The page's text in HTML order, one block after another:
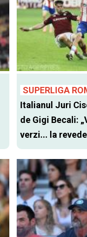
SUPERLIGA
Italianul Juri
de Gigi Becali:
verzi... la